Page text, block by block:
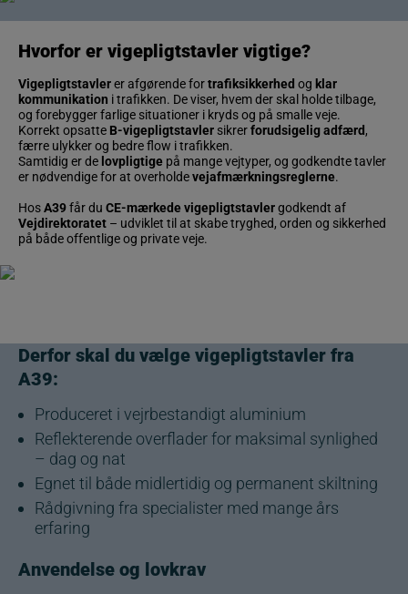
Hvorfor er vigepligtstavler vigtige?
Vigepligtstavlerer afgørende fortrafiksikkerhed og klar
kommunikation i trafikken. De viser, hvem der skal holde tilbage,
og forebygger farlige situationer i kryds og på smalle veje.
Korrekt opsatte B-vigepligtstavler sikrerforudsigelig adfærd ,
færre ulykker og bedre flow i trafikken.
Samtidig er de lovpligtige på mange vejtyper, og godkendte tavler
er nødvendige for at overholdevejafmærkningsreglerne.
HosA39får du CE-mærkede vigepligtstavlergodkendt af
Vejdirektoratet – udviklet til at skabe tryghed, orden og sikkerhed
på både offentlige og private veje.
Derfor skal du vælge vigepligtstavler fra
A39:
Produceret i vejrbestandigt aluminium
Reflekterende overflader for maksimal synlighed
– dag og nat
Egnet til både midlertidig og permanent skiltning
Rådgivning fra specialister med mange års
erfaring
Anvendelse og lovkrav